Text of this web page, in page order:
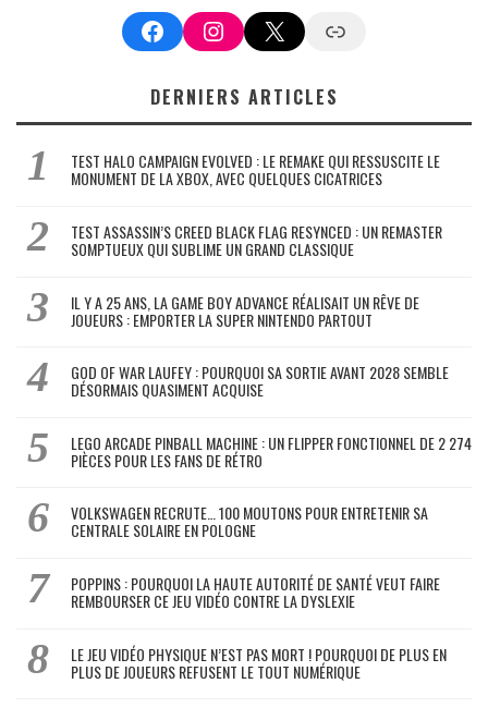
FacebookInstagram
X Google News
DERNIERS ARTICLES
TEST HALO CAMPAIGN EVOLVED : LE REMAKE QUI RESSUSCITE LE
MONUMENT DE LA XBOX, AVEC QUELQUES CICATRICES
TEST ASSASSIN’S CREED BLACK FLAG RESYNCED : UN REMASTER
SOMPTUEUX QUI SUBLIME UN GRAND CLASSIQUE
IL Y A 25 ANS, LA GAME BOY ADVANCE RÉALISAIT UN RÊVE DE
JOUEURS : EMPORTER LA SUPER NINTENDO PARTOUT
GOD OF WAR LAUFEY : POURQUOI SA SORTIE AVANT 2028 SEMBLE
DÉSORMAIS QUASIMENT ACQUISE
LEGO ARCADE PINBALL MACHINE : UN FLIPPER FONCTIONNEL DE 2 274
PIÈCES POUR LES FANS DE RÉTRO
VOLKSWAGEN RECRUTE… 100 MOUTONS POUR ENTRETENIR SA
CENTRALE SOLAIRE EN POLOGNE
POPPINS : POURQUOI LA HAUTE AUTORITÉ DE SANTÉ VEUT FAIRE
REMBOURSER CE JEU VIDÉO CONTRE LA DYSLEXIE
LE JEU VIDÉO PHYSIQUE N’EST PAS MORT ! POURQUOI DE PLUS EN
PLUS DE JOUEURS REFUSENT LE TOUT NUMÉRIQUE